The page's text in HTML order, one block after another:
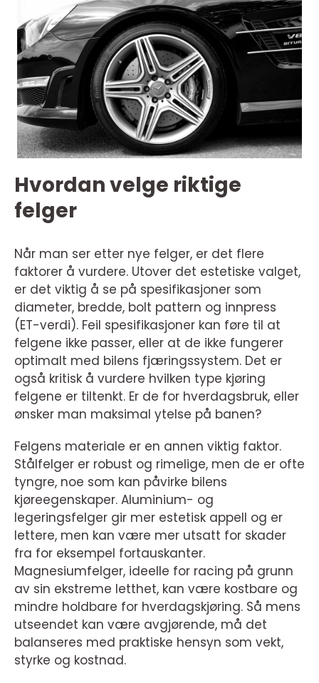
Hvordan velge riktige
felger
Når man ser etter nye felger, er det flere
faktorer å vurdere. Utover det estetiske valget,
er det viktig å se på spesifikasjoner som
diameter, bredde, bolt pattern og innpress
(ET-verdi). Feil spesifikasjoner kan føre til at
felgene ikke passer, eller at de ikke fungerer
optimalt med bilens fjæringssystem. Det er
også kritisk å vurdere hvilken type kjøring
felgene er tiltenkt. Er de for hverdagsbruk, eller
ønsker man maksimal ytelse på banen?
Felgens materiale er en annen viktig faktor.
Stålfelger er robust og rimelige, men de er ofte
tyngre, noe som kan påvirke bilens
kjøreegenskaper. Aluminium- og
legeringsfelger gir mer estetisk appell og er
lettere, men kan være mer utsatt for skader
fra for eksempel fortauskanter.
Magnesiumfelger, ideelle for racing på grunn
av sin ekstreme letthet, kan være kostbare og
mindre holdbare for hverdagskjøring. Så mens
utseendet kan være avgjørende, må det
balanseres med praktiske hensyn som vekt,
styrke og kostnad.